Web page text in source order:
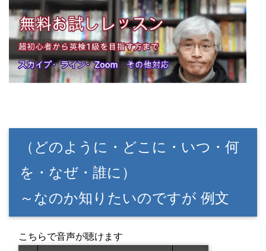
（どのように・どこに・いつ・何
を・なぜ・誰に）
～なのか知りたいのですが 例文
こちらで音声が聴けます